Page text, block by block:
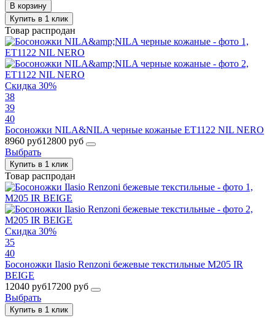
В корзину
Купить в 1 клик
Товар распродан
Скидка 30%
38
39
40
Босоножки NILA&NILA черные кожаные ET1122 NIL NERO
8960 руб12800 руб
Выбрать
Купить в 1 клик
Товар распродан
Скидка 30%
35
40
Босоножки Ilasio Renzoni бежевые текстильные M205 IR
BEIGE
12040 руб17200 руб
Выбрать
Купить в 1 клик